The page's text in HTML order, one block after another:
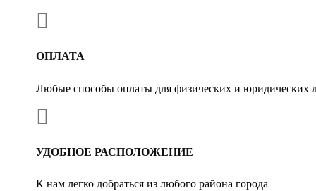

ОПЛАТА
Любые способы оплаты для физических и юридических

УДОБНОЕ РАСПОЛОЖЕНИЕ
К нам легко добраться из любого района города